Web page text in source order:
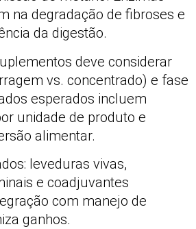
na degradação de fibroses e
da digestão.
deve considerar
vs. concentrado) e fase
esperados incluem
unidade de produto e
alimentar.
leveduras vivas,
e coadjuvantes
com manejo de
ganhos.